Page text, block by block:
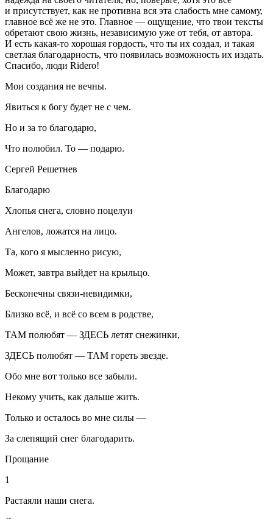
и присутствует, как не противна вся эта слабость мне самому,
главное всё же не это. Главное — ощущение, что твои тексты
обретают свою жизнь, независимую уже от тебя, от автора.
И есть какая-то хорошая гордость, что ты их создал, и такая
светлая благодарность, что появилась возможность их издать.
Спасибо, люди Ridero!
Мои создания не вечны.
Явиться к богу будет не с чем.
Но и за то благодарю,
Что полюбил. То — подарю.
Сергей Решетнев
Благодарю
Хлопья снега, словно поцелуи
Ангелов, ложатся на лицо.
Та, кого я мысленно рисую,
Может, завтра выйдет на крыльцо.
Бесконечны связи-невидимки,
Близко всё, и всё со всем в родстве,
ТАМ полюбят — ЗДЕСЬ летят снежинки,
ЗДЕСЬ полюбят — ТАМ гореть звезде.
Обо мне вот только все забыли.
Некому учить, как дальше жить.
Только и осталось во мне силы —
За слепящий снег благодарить.
Прощание
1
Растаяли наши снега.